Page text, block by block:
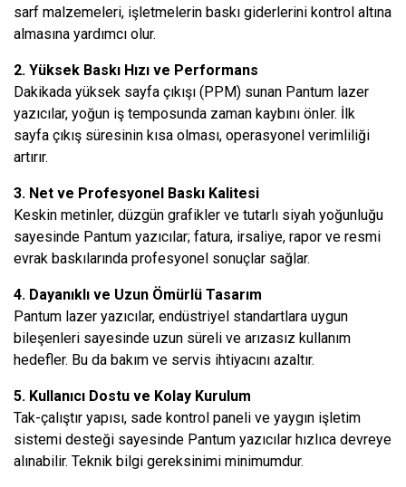
sarf malzemeleri, işletmelerin baskı giderlerini kontrol altına
almasına yardımcı olur.
2. Yüksek Baskı Hızı ve Performans
Dakikada yüksek sayfa çıkışı (PPM) sunan Pantum lazer
yazıcılar, yoğun iş temposunda zaman kaybını önler. İlk
sayfa çıkış süresinin kısa olması, operasyonel verimliliği
artırır.
3. Net ve Profesyonel Baskı Kalitesi
Keskin metinler, düzgün grafikler ve tutarlı siyah yoğunluğu
sayesinde Pantum yazıcılar; fatura, irsaliye, rapor ve resmi
evrak baskılarında profesyonel sonuçlar sağlar.
4. Dayanıklı ve Uzun Ömürlü Tasarım
Pantum lazer yazıcılar, endüstriyel standartlara uygun
bileşenleri sayesinde uzun süreli ve arızasız kullanım
hedefler. Bu da bakım ve servis ihtiyacını azaltır.
5. Kullanıcı Dostu ve Kolay Kurulum
Tak-çalıştır yapısı, sade kontrol paneli ve yaygın işletim
sistemi desteği sayesinde Pantum yazıcılar hızlıca devreye
alınabilir. Teknik bilgi gereksinimi minimumdur.